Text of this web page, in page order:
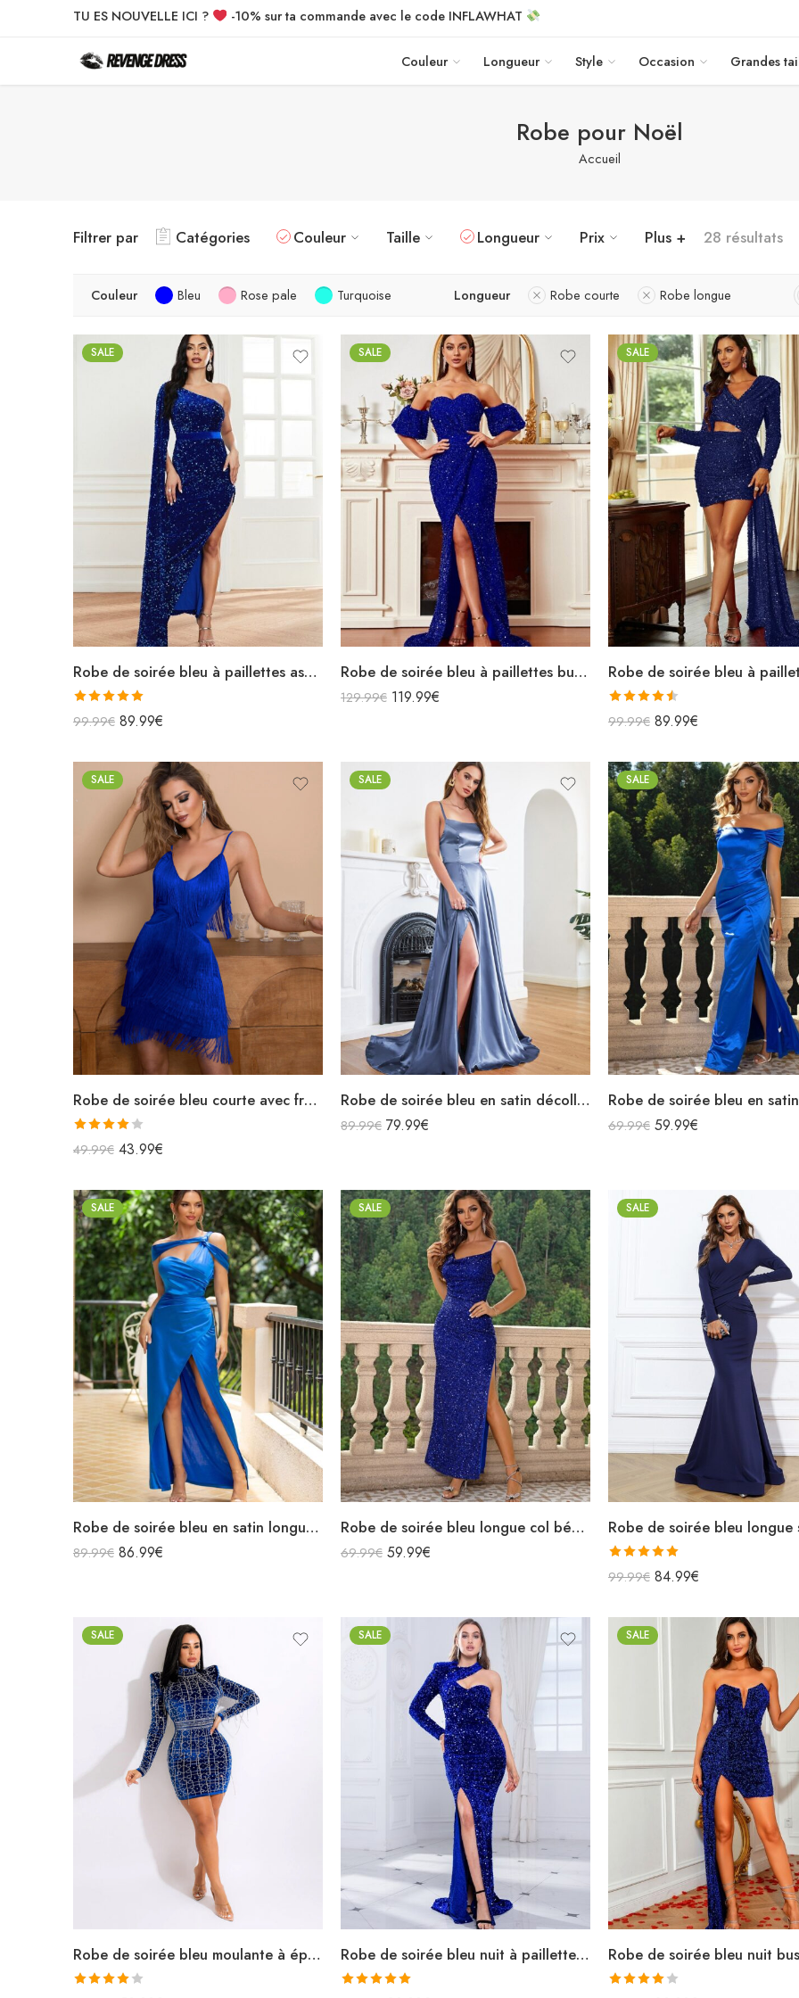
TU ES NOUVELLE ICI ? -10% sur ta commande avec le code INFLAWHAT
Couleur Longueur Style Occasion Grandes
Robe pour Noël
Accueil
Filtrer par Catégories Couleur Taille Longueur Prix Plus + 28 résultats
Couleur Bleu Rose pale Turquoise Longueur Robe courte Robe longue
SALE
Robe de soirée bleu à paillettes asymétrique manche longue XXL fendue
Note5.00
99.99€ 89.99€
SALE
Robe de soirée bleu à paillettes bustier épaules dénudées manches courtes bouffantes fendue sirène
129.99€ 119.99€
SALE
Note4.50
99.99€ 89.99€
SALE
Robe de soirée bleu courte avec franges bretelles spaghettis
Note
49.99€ 43.99€
SALE
Robe de soirée bleu en satin décolleté carré longue fendue sirène
89.99€ 79.99€
SALE
69.99€ 59.99€
SALE
Robe de soirée bleu en satin longue asymétrique épaules dénudées fendue
89.99€ 86.99€
SALE
Robe de soirée bleu longue col bénitier bretelles spaghettis fendu à paillettes
69.99€ 59.99€
SALE
Note5.00
99.99€ 84.99€
SALE
Robe de soirée bleu moulante à épaulettes manches longues avec perles et cristaux col roulé
SALE
Robe de soirée bleu nuit à paillettes licou asymétrique manches longues fendue sirène
SALE